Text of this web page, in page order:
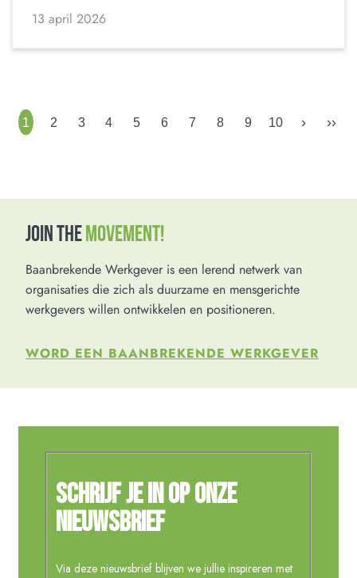
13 april 2026
1 2 3 4 5 6 7 8 9 10 › ››
JOIN THEMOVEMENT!
Baanbrekende Werkgever is een lerend netwerk van
organisaties die zich als duurzame en mensgerichte
werkgevers willen ontwikkelen en positioneren.
WORD EEN BAANBREKENDE WERKGEVER